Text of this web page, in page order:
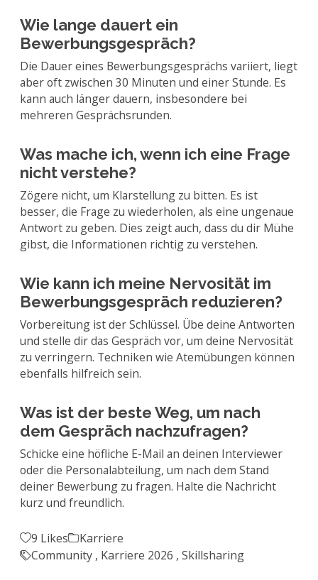
Wie lange dauert ein
Bewerbungsgespräch?
Die Dauer eines Bewerbungsgesprächs variiert, liegt
aber oft zwischen 30 Minuten und einer Stunde. Es
kann auch länger dauern, insbesondere bei
mehreren Gesprächsrunden.
Was mache ich, wenn ich eine Frage
nicht verstehe?
Zögere nicht, um Klarstellung zu bitten. Es ist
besser, die Frage zu wiederholen, als eine ungenaue
Antwort zu geben. Dies zeigt auch, dass du dir Mühe
gibst, die Informationen richtig zu verstehen.
Wie kann ich meine Nervosität im
Bewerbungsgespräch reduzieren?
Vorbereitung ist der Schlüssel. Übe deine Antworten
und stelle dir das Gespräch vor, um deine Nervosität
zu verringern. Techniken wie Atemübungen können
ebenfalls hilfreich sein.
Was ist der beste Weg, um nach
dem Gespräch nachzufragen?
Schicke eine höfliche E-Mail an deinen Interviewer
oder die Personalabteilung, um nach dem Stand
deiner Bewerbung zu fragen. Halte die Nachricht
kurz und freundlich.
9 Likes
Karriere
Community , Karriere 2026 , Skillsharing